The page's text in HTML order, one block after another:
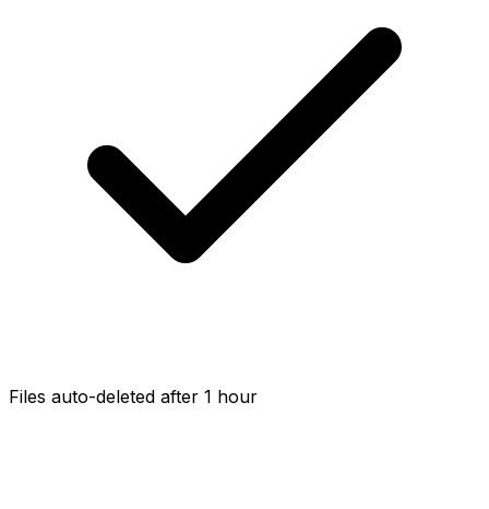
Files auto-deleted after 1 hour